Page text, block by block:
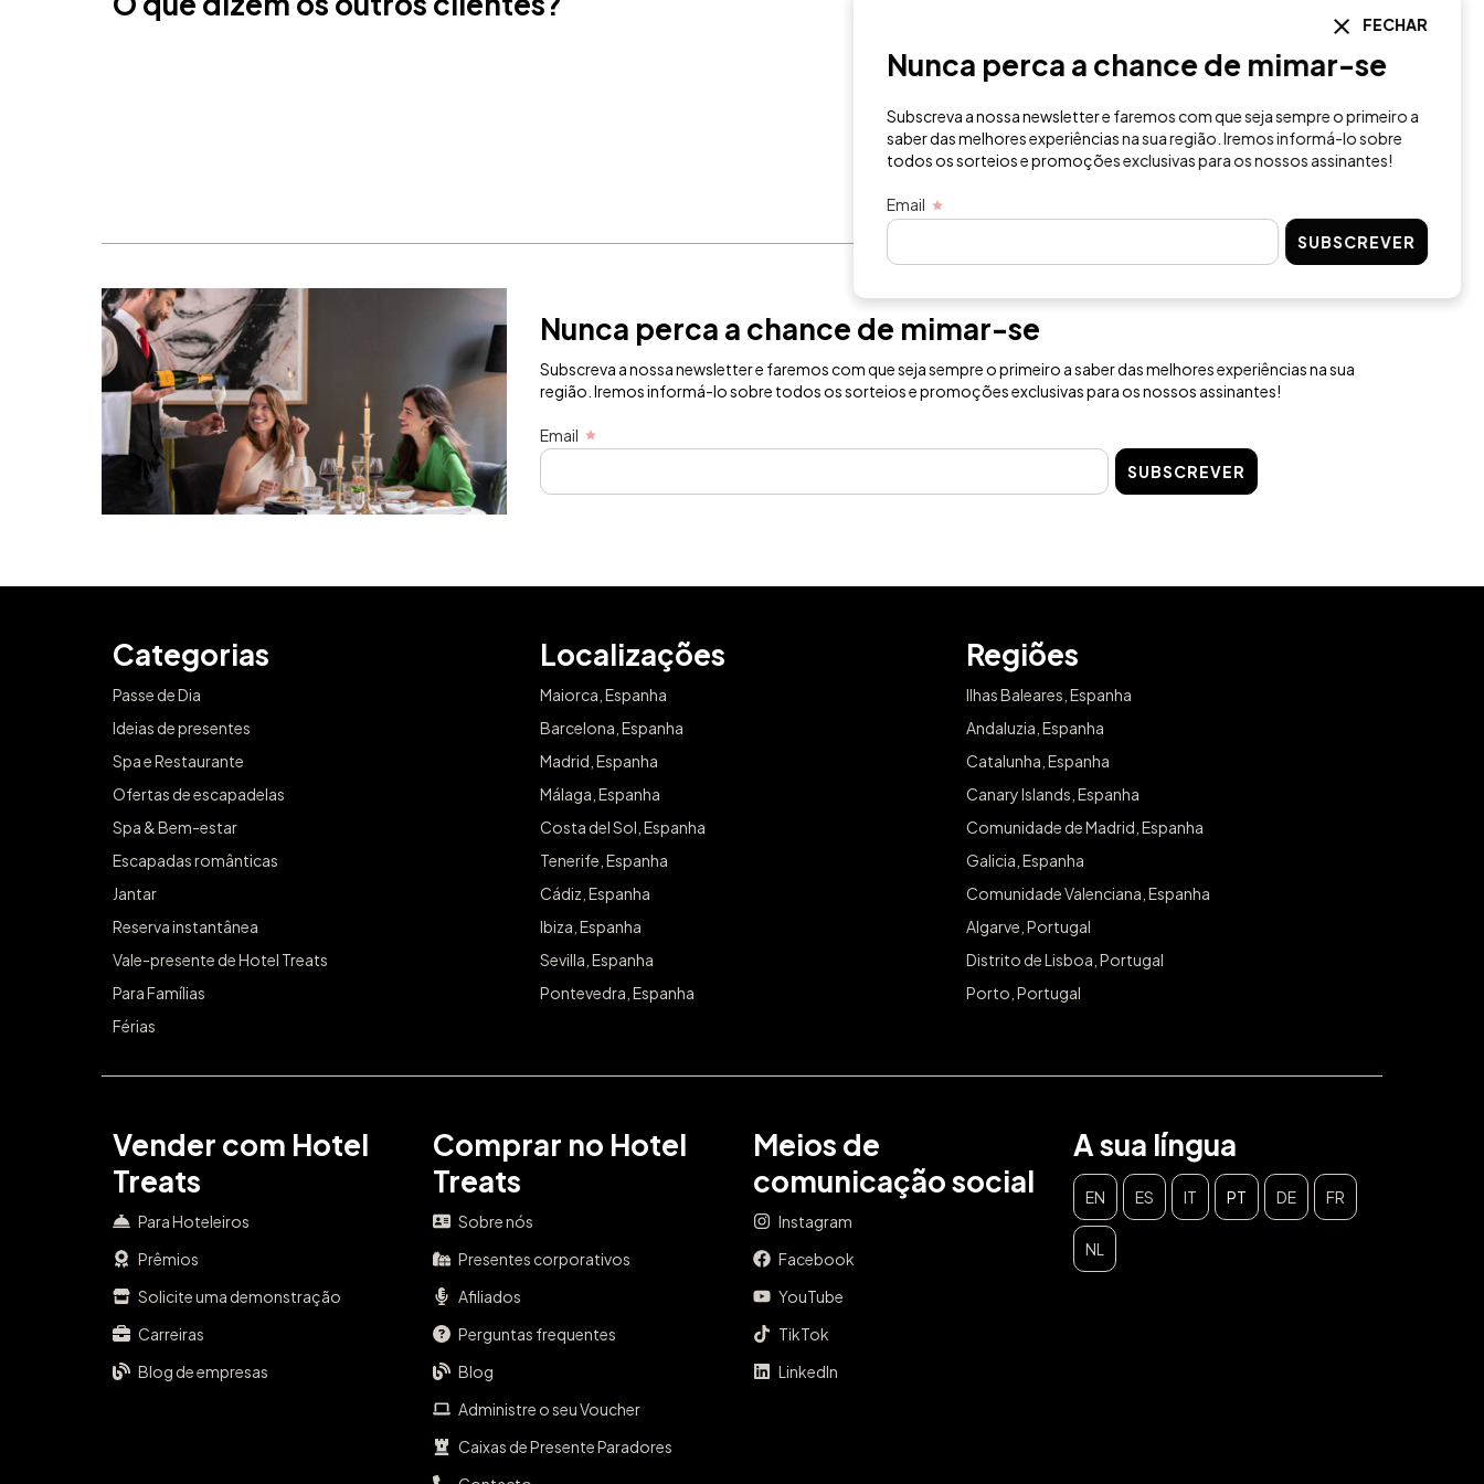
Cancun, Mexico
Nunca perca a chance de mimar-se
Subscreva a nossa newsletter e faremos com que seja sempre o primeiro a saber das melhores experiências na sua
região. Iremos informá-lo sobre todos os sorteios e promoções exclusivas para os nossos assinantes!
Email
SUBSCREVER
Categorias
Passe de Dia
Ideias de presentes
Spa e Restaurante
Ofertas de escapadelas
Spa & Bem-estar
Escapadas românticas
Jantar
Reserva instantânea
Vale-presente de Hotel Treats
Para Famílias
Férias
Localizações
Maiorca, Espanha
Barcelona, Espanha
Madrid, Espanha
Málaga, Espanha
Costa del Sol, Espanha
Tenerife, Espanha
Cádiz, Espanha
Ibiza, Espanha
Sevilla, Espanha
Pontevedra, Espanha
Regiões
Ilhas Baleares, Espanha
Andaluzia, Espanha
Catalunha, Espanha
Canary Islands, Espanha
Comunidade de Madrid, Espanha
Galicia, Espanha
Comunidade Valenciana, Espanha
Algarve, Portugal
Distrito de Lisboa, Portugal
Porto, Portugal
Vender com Hotel
Treats
Para Hoteleiros
Prêmios
Solicite uma demonstração
Carreiras
Blog de empresas
Comprar no Hotel
Treats
Sobre nós
Presentes corporativos
Afiliados
Perguntas frequentes
Blog
Administre o seu Voucher
Caixas de Presente Paradores
Meios de
comunicação social
Instagram
Facebook
YouTube
TikTok
LinkedIn
A sua língua
EN ES IT PT DE FR
NL
FECHAR
Nunca perca a chance de mimar-se
Subscreva a nossa newsletter e faremos com que seja sempre o primeiro a
saber das melhores experiências na sua região. Iremos informá-lo sobre
todos os sorteios e promoções exclusivas para os nossos assinantes!
Email
SUBSCREVER